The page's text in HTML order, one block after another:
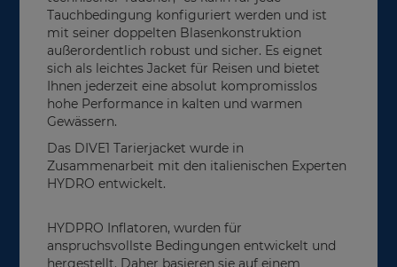
Tauchbedingung konfiguriert werden und ist
mit seiner doppelten Blasenkonstruktion
außerordentlich robust und sicher. Es eignet
sich als leichtes Jacket für Reisen und bietet
Ihnen jederzeit eine absolut kompromisslos
hohe Performance in kalten und warmen
Gewässern.
Das DIVE1 Tarierjacket wurde in
Zusammenarbeit mit den italienischen Experten
HYDRO entwickelt.
HYDPRO Inflatoren, wurden für
anspruchsvollste Bedingungen entwickelt und
hergestellt. Daher basieren sie auf einem